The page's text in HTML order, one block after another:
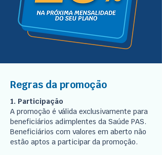
Regras da promoção
1. Participação
A promoção é válida exclusivamente para
beneficiários adimplentes da Saúde PAS.
Beneficiários com valores em aberto não
estão aptos a participar da promoção.